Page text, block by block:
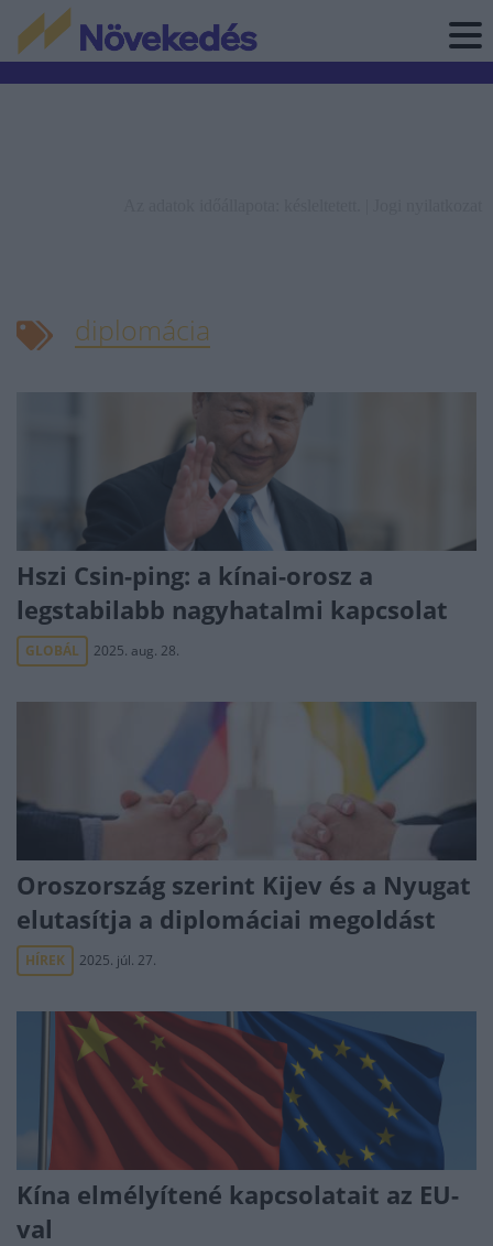
diplomácia
Hszi Csin-ping: a kínai-orosz a
legstabilabb nagyhatalmi kapcsolat
GLOBÁL 2025. aug. 28.
Oroszország szerint Kijev és a Nyugat
elutasítja a diplomáciai megoldást
HÍREK 2025. júl. 27.
Kína elmélyítené kapcsolatait az EU-
val